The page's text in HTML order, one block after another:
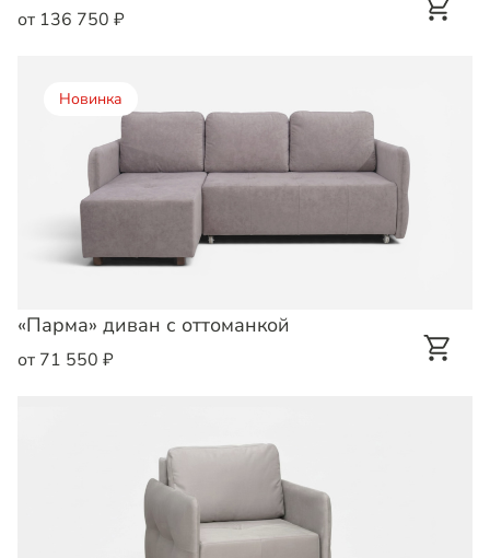
от 136 750 ₽
Новинка
«Парма» диван с оттоманкой
от 71 550 ₽